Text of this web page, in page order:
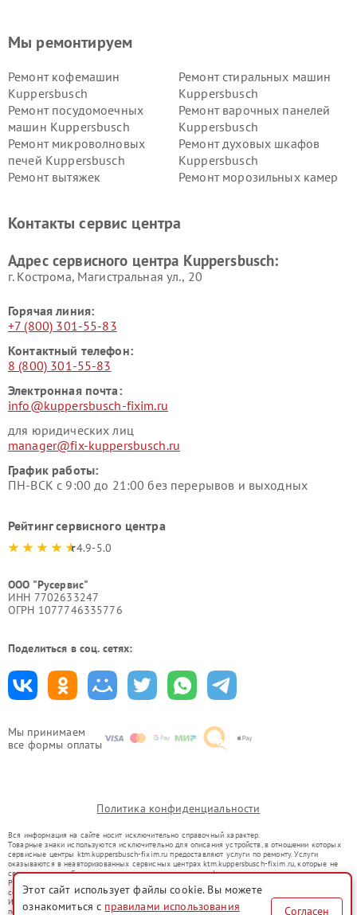
Мы принимаем
все формы оплаты
Мы ремонтируем
Ремонт кофемашин
Kuppersbusch
Ремонт стиральных машин
Kuppersbusch
Ремонт посудомоечных
машин Kuppersbusch
Ремонт варочных панелей
Kuppersbusch
Ремонт микроволновых
печей Kuppersbusch
Ремонт духовых шкафов
Kuppersbusch
Ремонт вытяжек
Ремонт морозильных камер
Kuppersbusch
вакуумных упаковщиков
Ремонт сушильных машин Kuppersbusch
Контакты сервис центра
Адрес сервисного центра Kuppersbusch:
г. Кострома, Магистральная ул., 20
Горячая линия:
+7 (800) 301-55-83
Контактный телефон:
8 (800) 301-55-83
Электронная почта:
info@kuppersbusch-fixim.ru
для юридических лиц
manager@fix-kuppersbusch.ru
График работы:
ПН-ВСК с 9:00 до 21:00 без перерывов и выходных
Рейтинг сервисного центра
4.9-5.0
ООО "Русервис"
ИНН 7702633247
ОГРН 1077746335776
Поделиться в соц. сетях:
Политика конфиденциальности
Вся информация на сайте носит исключительно справочный характер.
Товарные знаки используются исключительно для описания устройств, в отношении которых
сервисные центры ktm.kuppersbusch-fixim.ru предоставляют услуги по ремонту. Услуги
оказываются в неавторизованных сервисных центрах ktm.kuppersbusch-fixim.ru, которые не
связаны с правообладателями товарных знаков или их официальными представителями.
Ремонт осуществляется для устройств, уже введенных в гражданский оборот в соответствии
со статьей 1487 ГК РФ.
Использование товарных знаков не преследует цели индивидуализации услуг или введения
потребителей в заблуждение, а служит для информирования о предоставляемых услугах по
Этот сайт использует файлы cookie. Вы можете
ознакомиться с правилами использования Согласен